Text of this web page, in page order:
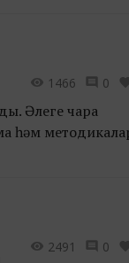
1466 0
Әлеге чара
һәм
2491 0